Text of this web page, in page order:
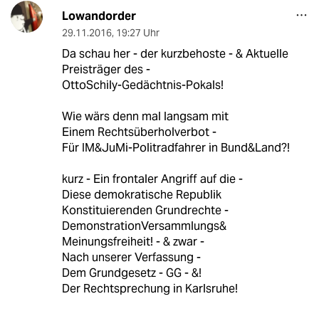
Lowandorder
29.11.2016, 19:27 Uhr
Da schau her - der kurzbehoste - & Aktuelle
Preisträger des -
OttoSchily-Gedächtnis-Pokals!
Wie wärs denn mal langsam mit
Einem Rechtsüberholverbot -
Für IM&JuMi-Politradfahrer in Bund&Land?!
kurz - Ein frontaler Angriff auf die -
Diese demokratische Republik
Konstituierenden Grundrechte -
DemonstrationVersammlungs&
Meinungsfreiheit! - & zwar -
Nach unserer Verfassung -
Dem Grundgesetz - GG - &!
Der Rechtsprechung in Karlsruhe!